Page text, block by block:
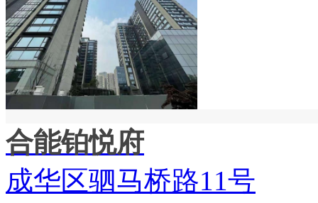
合能铂悦府
成华区驷马桥路11号